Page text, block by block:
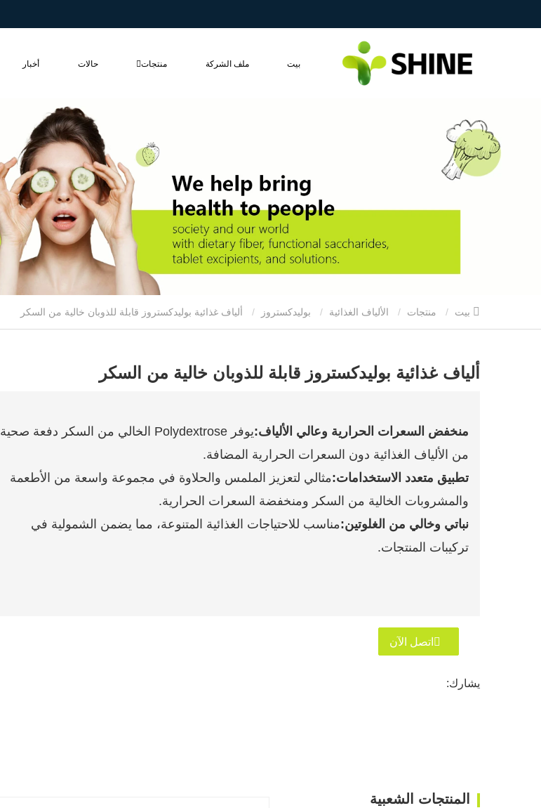
بيت ملف الشركة منتجات حالات أخبار
منتجات الألياف الغذائية بوليدكستروز
ألياف غذائية بوليدكستروز قابلة للذوبان خالية من السكر
منخفض السعرات الحرارية وعالي الألياف:
يوفر Polydextrose الخالي من السكر دفعة صحية
من الألياف الغذائية دون السعرات الحرارية المضافة.
تطبيق متعدد الاستخدامات:مثالي لتعزيز الملمس والحلاوة في مجموعة واسعة من الأطعمة
والمشروبات الخالية من السكر ومنخفضة السعرات الحرارية.
نباتي وخالي من الغلوتين:مناسب للاحتياجات الغذائية المتنوعة، مما يضمن الشمولية في
تركيبات المنتجات.
اتصل الآن
يشارك:
المنتجات الشعبية